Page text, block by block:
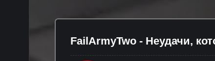
FailArmyTwo - Неудачи,